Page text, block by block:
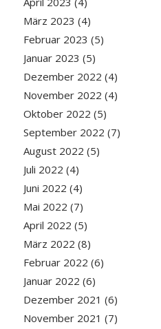
März 2023 (4)
Februar 2023 (5)
Januar 2023 (5)
Dezember 2022 (4)
November 2022 (4)
Oktober 2022 (5)
September 2022 (7)
August 2022 (5)
Juli 2022 (4)
Juni 2022 (4)
Mai 2022 (7)
April 2022 (5)
März 2022 (8)
Februar 2022 (6)
Januar 2022 (6)
Dezember 2021 (6)
November 2021 (7)